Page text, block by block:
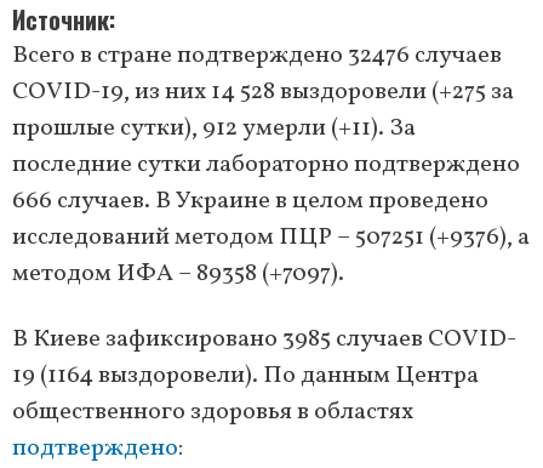
Источник
Всего в стране подтверждено 32476 случаев
COVID-19, из них 14 528 выздоровели (+275 за
прошлые сутки), 912 умерли (+11). За
последние сутки лабораторно подтверждено
666 случаев. В Украине в целом проведено
исследований методом ПЦР – 507251 (+9376), а
методом ИФА – 89358 (+7097).
В Киеве зафиксировано 3985 случаев COVID-
19 (1164 выздоровели). По данным Центра
общественного здоровья в областях
подтверждено: